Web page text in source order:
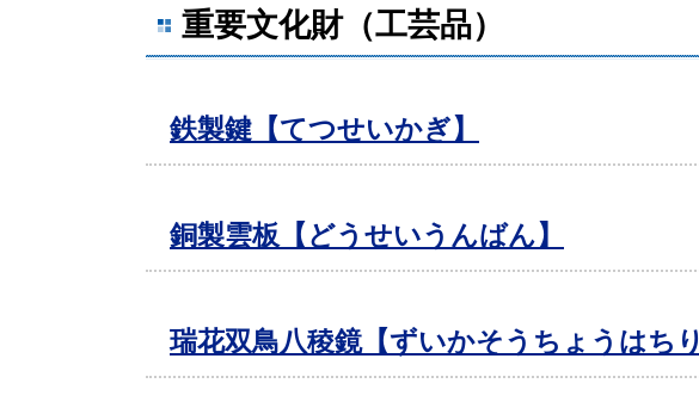
重要文化財（工芸品）
鉄製鍵【てつせいかぎ】
銅製雲板【どうせいうんばん】
瑞花双鳥八稜鏡【ずいかそうちょうはち